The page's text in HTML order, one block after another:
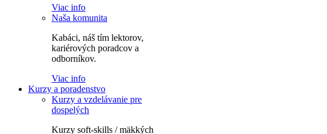
Viac info
Naša komunita
Kabáci, náš tím lektorov,
kariérových poradcov a
odborníkov.
Viac info
Kurzy a poradenstvo
Kurzy a vzdelávanie pre
dospelých
Kurzy soft-skills / mäkkých